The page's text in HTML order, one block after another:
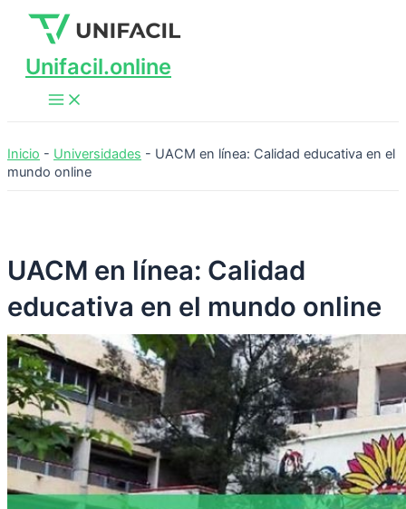
Unifacil.online
Menu
Inicio - Universidades - UACM en línea: Calidad educativa en el
mundo online
UACM en línea: Calidad
educativa en el mundo online